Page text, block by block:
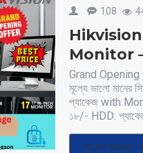
108
Hikvision
Monitor –
Grand Opening
মূল্যে ভালো মানের
প্যাকেজ with
১৮/- HDD:
READ MORE